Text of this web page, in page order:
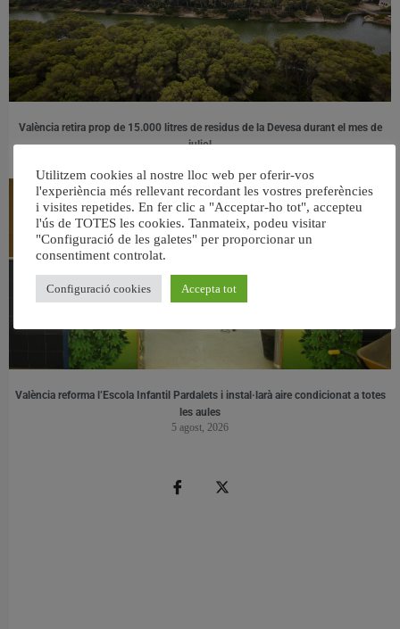
València retira prop de 15.000 litres de residus de la Devesa durant el mes de
juliol
València reforma l’Escola Infantil Pardalets i instal·larà aire condicionat a totes
les aules
5 agost, 2026
Utilitzem cookies al nostre lloc web per oferir-vos
l'experiència més rellevant recordant les vostres preferències
i visites repetides. En fer clic a "Acceptar-ho tot", accepteu
l'ús de TOTES les cookies. Tanmateix, podeu visitar
"Configuració de les galetes" per proporcionar un
consentiment controlat.
Configuració cookies Accepta tot